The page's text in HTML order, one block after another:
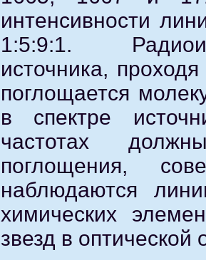
интенсивности
1:5:9:1.
источника,
поглощается
в спектре
частотах
поглощения,
наблюдаются
химических
звезд в оптической